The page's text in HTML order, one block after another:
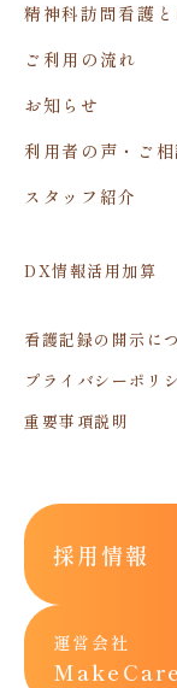
精神科訪問看護と
ご利用の流れ
お知らせ
利用者の声・ご相
スタッフ紹介
DX情報活用加算
看護記録の開示に
プライバシーポリ
重要事項説明
採用情報
運営会社